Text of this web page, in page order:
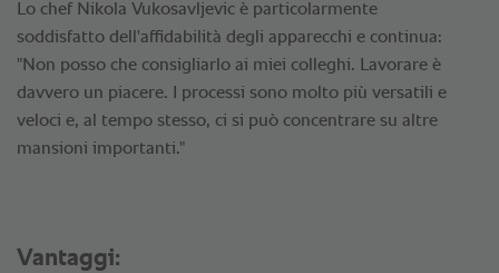
Lo chef Nikola Vukosavljevic è particolarmente
soddisfatto dell'affidabilità degli apparecchi e continua:
"Non posso che consigliarlo ai miei colleghi. Lavorare è
davvero un piacere. I processi sono molto più versatili e
veloci e, al tempo stesso, ci si può concentrare su altre
mansioni importanti."
Vantaggi: